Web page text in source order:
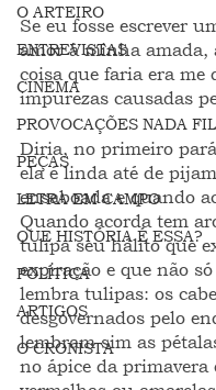
O ARTEIRO
ENTREVISTAS
CINEMA
PROVOCAÇÕES NADA
PEÇAS
LETRA EM CAMPO
QUE HISTÓRIA É ESSA?
POLÍTICA
ARTIGOS
O CRONISTA
Se eu fosse escrever
amor à minha amada,
coisa que faria era me
impurezas causadas
Diria, no primeiro
ela é linda até de
ensaboada e quando
Quando acorda tem
tulipa seu hálito que
expiração e que não
lembra tulipas: os
desgovernados pelo
lembram sim as
no ápice da primavera